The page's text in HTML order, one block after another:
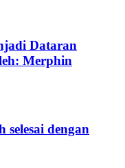
Dataran
Merphin
selesai dengan